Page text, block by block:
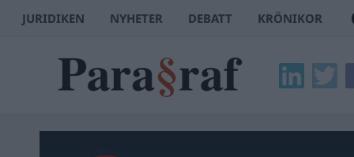
JURIDIKEN NYHETER DEBATT KRÖNIKOR